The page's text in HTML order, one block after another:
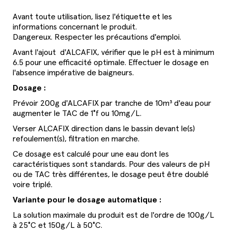
Avant toute utilisation, lisez l'étiquette et les
informations concernant le produit.
Dangereux. Respecter les précautions d'emploi.
Avant l'ajout d'ALCAFIX, vérifier que le pH est à minimum
6.5 pour une efficacité optimale. Effectuer le dosage en
l'absence impérative de baigneurs.
Dosage :
Prévoir 200g d'ALCAFIX par tranche de 10m³ d'eau pour
augmenter le TAC de 1°f ou 10mg/L.
Verser ALCAFIX direction dans le bassin devant le(s)
refoulement(s), filtration en marche.
Ce dosage est calculé pour une eau dont les
caractéristiques sont standards. Pour des valeurs de pH
ou de TAC très différentes, le dosage peut être doublé
voire triplé.
Variante pour le dosage automatique :
La solution maximale du produit est de l'ordre de 100g/L
à 25°C et 150g/L à 50°C.